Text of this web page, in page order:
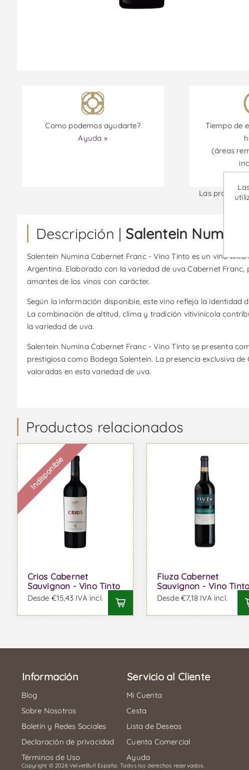
Como podemos ayudarte?
Ayuda »
Tiempo de
(áreas
Las
Descripción | Salentein Numina
Salentein Numina Cabernet Franc - Vino Tinto es un vino
Argentina. Elaborado con la variedad de uva Cabernet
amantes de los vinos con carácter.
Según la información disponible, este vino refleja la
La combinación de altitud, clima y tradición vitivinícola
la variedad de uva.
Salentein Numina Cabernet Franc - Vino Tinto se presenta
prestigiosa como Bodega Salentein. La presencia exclusiva
valoradas en esta variedad de uva.
Productos relacionados
Indisponible
Crios Cabernet
Sauvignon - Vino Tinto
Desde €15,43 IVA incl.
Fiuza Cabernet
Sauvignon - Vino Tinto
Desde €7,18 IVA incl.
Información
Blog
Sobre Nosotros
Boletín y Redes Sociales
Declaración de privacidad
Términos de Uso
Servicio al Cliente
Mi Cuenta
Cesta
Lista de Deseos
Cuenta Comercial
Ayuda
Copyright © 2026 VelvetBull España. Todos los derechos reservados.